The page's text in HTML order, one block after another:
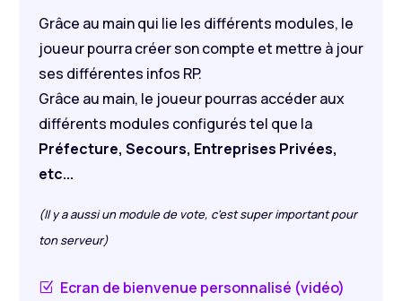
Grâce au main qui lie les différents modules, le
joueur pourra créer son compte et mettre à jour
ses différentes infos RP.
Grâce au main, le joueur pourras accéder aux
différents modules configurés tel que la
Préfecture, Secours, Entreprises Privées,
etc...
(Il y a aussi un module de vote, c'est super important pour
ton serveur)
Z Ecran de bienvenue personnalisé (vidéo)